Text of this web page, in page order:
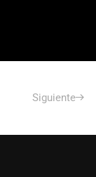
Siguiente